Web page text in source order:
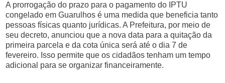
A prorrogação do prazo para o pagamento do IPTU
congelado em Guarulhos é uma medida que beneficia tanto
pessoas físicas quanto jurídicas. A Prefeitura, por meio de
seu decreto, anunciou que a nova data para a quitação da
primeira parcela e da cota única será até o dia 7 de
fevereiro. Isso permite que os cidadãos tenham um tempo
adicional para se organizar financeiramente.